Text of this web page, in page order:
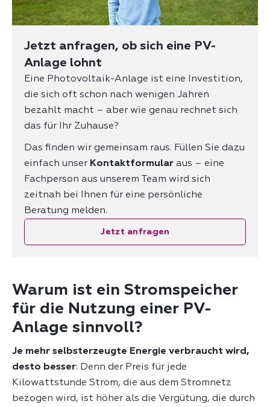
Jetzt anfragen, ob sich eine PV-
Anlage lohnt
Eine Photovoltaik-Anlage ist eine Investition,
die sich oft schon nach wenigen Jahren
bezahlt macht – aber wie genau rechnet sich
das für Ihr Zuhause?
Das finden wir gemeinsam raus. Füllen Sie dazu
einfach unser Kontaktformular aus – eine
Fachperson aus unserem Team wird sich
zeitnah bei Ihnen für eine persönliche
Beratung melden.
Jetzt anfragen
Warum ist ein Stromspeicher
für die Nutzung einer PV-
Anlage sinnvoll?
Je mehr selbsterzeugte Energie verbraucht wird,
desto besser: Denn der Preis für jede
Kilowattstunde Strom, die aus dem Stromnetz
bezogen wird, ist höher als die Vergütung, die durch